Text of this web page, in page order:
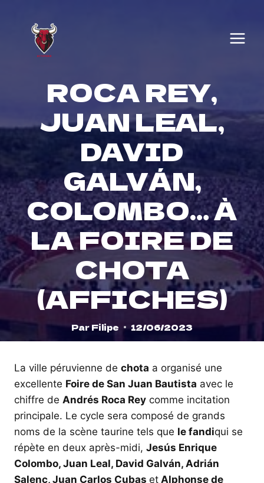
content
ROCA REY,
JUAN LEAL,
DAVID
GALVÁN,
COLOMBO… À
LA FOIRE DE
CHOTA
(AFFICHES)
ParFilipe 12/06/2023
La ville péruvienne de chota a organisé une
excellente Foire de San Juan Bautista avec le
chiffre de Andrés Roca Rey comme incitation
principale. Le cycle sera composé de grands
noms de la scène taurine tels que le fandiqui se
répète en deux après-midi, Jesús Enrique
Colombo, Juan Leal, David Galván, Adrián
Salenc, Juan Carlos Cubas et Alphonse de